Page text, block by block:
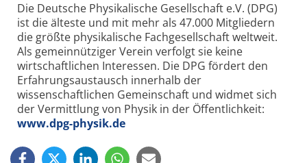
Die Deutsche Physikalische Gesellschaft e.V. (DPG)
ist die älteste und mit mehr als 47.000 Mitgliedern
die größte physikalische Fachgesellschaft weltweit.
Als gemeinnütziger Verein verfolgt sie keine
wirtschaftlichen Interessen. Die DPG fördert den
Erfahrungsaustausch innerhalb der
wissenschaftlichen Gemeinschaft und widmet sich
der Vermittlung von Physik in der Öffentlichkeit:
www.dpg-physik.de